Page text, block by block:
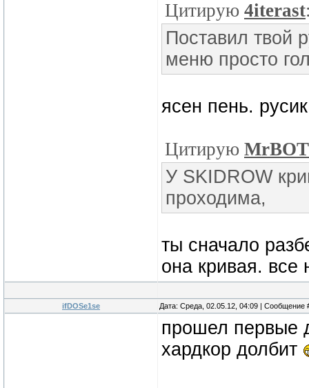
Цитирую 4iterast
Поставил твой
меню просто
ясен пень.
Цитирую MrBOT
У SKIDROW
проходима,
ты сначало
она кривая. все
ifDOSe1se Дата: Среда, 02.05.12, 04:09 | Сообщение
прошел первые
хардкор долбит